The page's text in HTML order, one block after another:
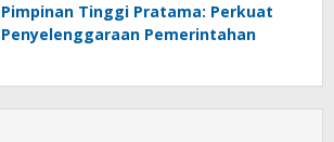
Pimpinan Tinggi Pratama: Perkuat
Penyelenggaraan Pemerintahan